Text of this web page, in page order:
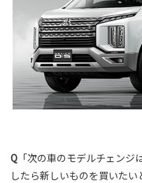
Q 「次の車のモデルチェン
したら新しいものを買いたい